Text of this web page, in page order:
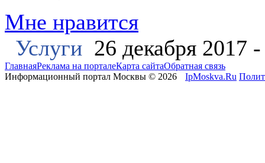
Мне нравится
Услуги 26 декабря 2017
ГлавнаяРеклама на порталеКарта сайтаОбратная связь
Информационный портал Москвы © 2026
IpMoskva.Ru